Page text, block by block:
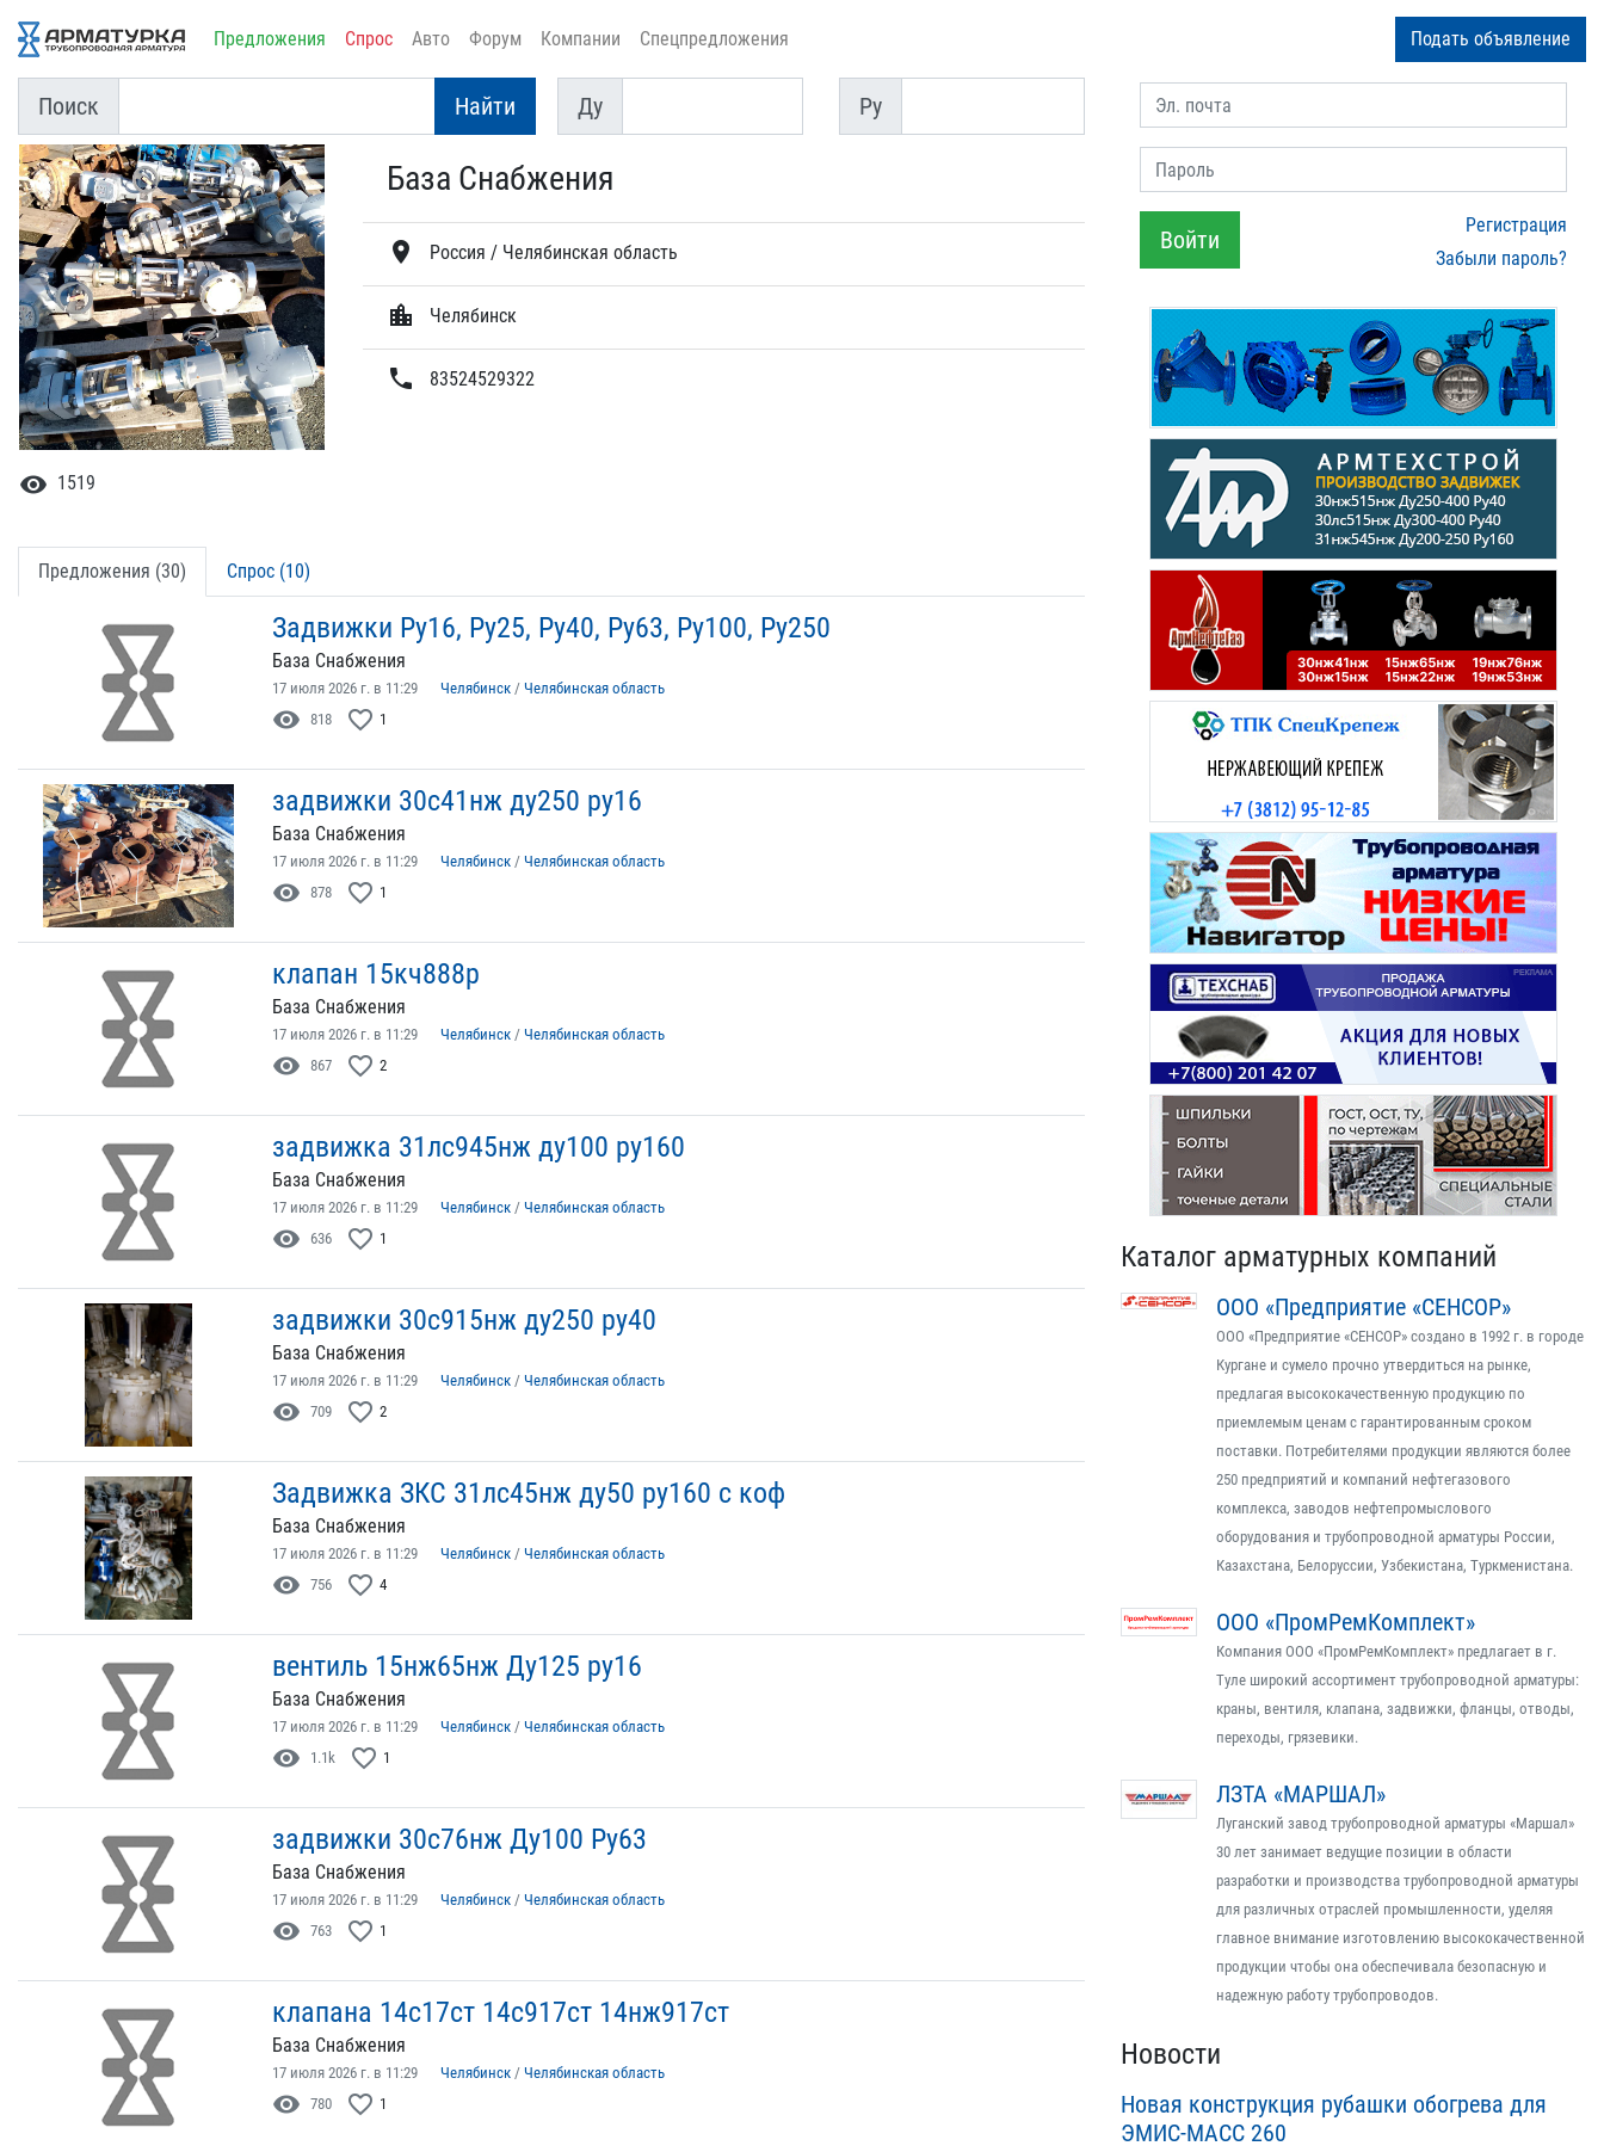
Предложения Спрос Авто Форум Компании Спецпредложения Подать объявление
Поиск Найти
Ду
Ду
Py
Py
visibility 1519
База Снабжения
location_on Россия / Челябинская область
location_city Челябинск
phone 83524529322
Предложения (30) Спрос (10)
Задвижки Ру16, Ру25, Ру40, Ру63, Ру100, Ру250
База Снабжения
17 июля 2026 г. в 11:29 Челябинск / Челябинская область
visibility 818 favorite_border 1
задвижки 30с41нж ду250 ру16
База Снабжения
17 июля 2026 г. в 11:29 Челябинск / Челябинская область
visibility 878 favorite_border 1
клапан 15кч888р
База Снабжения
17 июля 2026 г. в 11:29 Челябинск / Челябинская область
visibility 867 favorite_border 2
задвижка 31лс945нж ду100 ру160
База Снабжения
17 июля 2026 г. в 11:29 Челябинск / Челябинская область
visibility 636 favorite_border 1
задвижки 30с915нж ду250 ру40
База Снабжения
17 июля 2026 г. в 11:29 Челябинск / Челябинская область
visibility 709 favorite_border 2
Задвижка ЗКС 31лс45нж ду50 ру160 с коф
База Снабжения
17 июля 2026 г. в 11:29 Челябинск / Челябинская область
visibility 756 favorite_border 4
вентиль 15нж65нж Ду125 ру16
База Снабжения
17 июля 2026 г. в 11:29 Челябинск / Челябинская область
visibility 1.1k favorite_border 1
задвижки 30с76нж Ду100 Ру63
База Снабжения
17 июля 2026 г. в 11:29 Челябинск / Челябинская область
visibility 763 favorite_border 1
клапана 14с17ст 14с917ст 14нж917ст
База Снабжения
17 июля 2026 г. в 11:29 Челябинск / Челябинская область
visibility 780 favorite_border 1
Эл. почта
Пароль
Войти
Регистрация
Забыли пароль?
Каталог арматурных компаний
ООО «Предприятие «СЕНСОР»
ООО «Предприятие «СЕНСОР» создано в 1992 г. в городе
Кургане и сумело прочно утвердиться на рынке,
предлагая высококачественную продукцию по
приемлемым ценам с гарантированным сроком
поставки. Потребителями продукции являются более
250 предприятий и компаний нефтегазового
комплекса, заводов нефтепромыслового
оборудования и трубопроводной арматуры России,
Казахстана, Белоруссии, Узбекистана, Туркменистана.
ООО «ПромРемКомплект»
Компания ООО «ПромРемКомплект» предлагает в г.
Туле широкий ассортимент трубопроводной арматуры:
краны, вентиля, клапана, задвижки, фланцы, отводы,
переходы, грязевики.
ЛЗТА «МАРШАЛ»
Луганский завод трубопроводной арматуры «Маршал»
30 лет занимает ведущие позиции в области
разработки и производства трубопроводной арматуры
для различных отраслей промышленности, уделяя
главное внимание изготовлению высококачественной
продукции чтобы она обеспечивала безопасную и
надежную работу трубопроводов.
Новости
Новая конструкция рубашки обогрева для
ЭМИС-МАСС 260